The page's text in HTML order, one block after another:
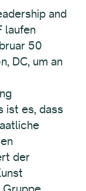
and
laufen
50
DC, um an
ist es, dass
der